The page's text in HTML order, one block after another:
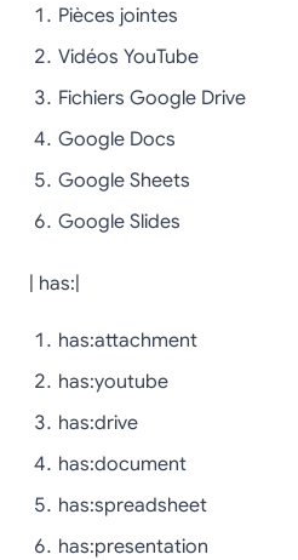
Pièces jointes
Vidéos YouTube
Fichiers Google Drive
Google Docs
Google Sheets
Google Slides
| has:|
has:attachment
has:youtube
has:drive
has:document
has:spreadsheet
has:presentation